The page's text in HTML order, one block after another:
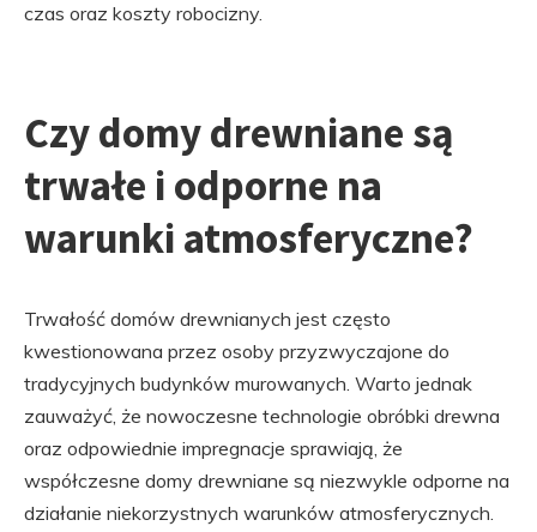
czas oraz koszty robocizny.
Czy domy drewniane są
trwałe i odporne na
warunki atmosferyczne?
Trwałość domów drewnianych jest często
kwestionowana przez osoby przyzwyczajone do
tradycyjnych budynków murowanych. Warto jednak
zauważyć, że nowoczesne technologie obróbki drewna
oraz odpowiednie impregnacje sprawiają, że
współczesne domy drewniane są niezwykle odporne na
działanie niekorzystnych warunków atmosferycznych.